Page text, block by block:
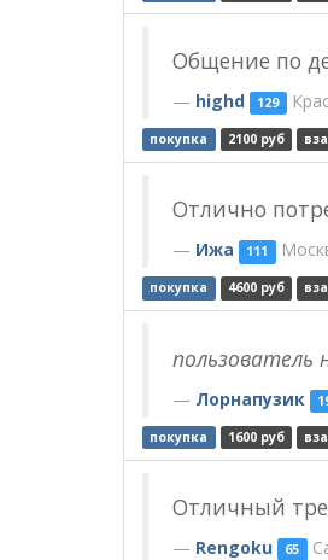
Общение по
highd 129
покупка 2100 руб
Отлично
Ижа 111
покупка 4600 руб
пользователь
Лорнапузик
покупка 1600 руб
Отличный
Rengoku 65